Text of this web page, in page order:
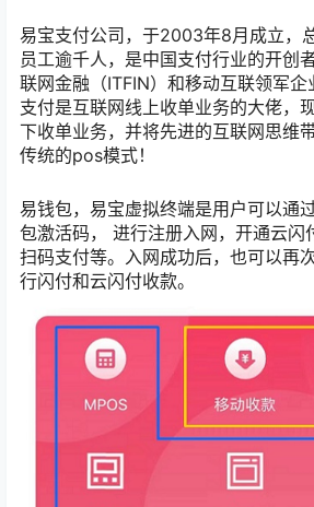
易宝支付公司，于2003年8月成立，
员工逾千人，是中国支付行业的开创
联网金融（ITFIN）和移动互联领军
支付是互联网线上收单业务的大佬，
下收单业务，并将先进的互联网思维
传统的pos模式！
易钱包，易宝虚拟终端是用户可以通
包激活码， 进行注册入网，开通云闪
扫码支付等。入网成功后，也可以再
行闪付和云闪付收款。